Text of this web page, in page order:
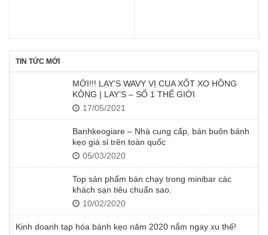
TIN TỨC MỚI
MỚI!!! LAY’S WAVY VỊ CUA XỐT XO HỒNG
KÔNG | LAY’S – SỐ 1 THẾ GIỚI
17/05/2021
Banhkeogiare – Nhà cung cấp, bán buôn bánh
kẹo giá sỉ trên toàn quốc
05/03/2020
Top sản phẩm bán chạy trong minibar các
khách sạn tiêu chuẩn sao.
10/02/2020
Kinh doanh tạp hóa bánh kẹo năm 2020 nắm ngay xu thế!